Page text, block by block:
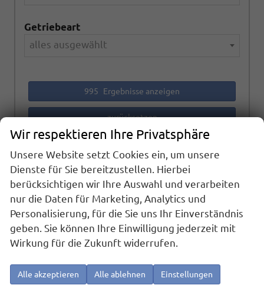
Getriebeart
alles ausgewählt
995 Ergebnisse anzeigen
zurücksetzen
Anmelden
ÖFFNUNGSZEITEN
09:00 - 18:00
Wir respektieren Ihre Privatsphäre
Unsere Website setzt Cookies ein, um unsere
Dienste für Sie bereitzustellen. Hierbei
berücksichtigen wir Ihre Auswahl und verarbeiten
nur die Daten für Marketing, Analytics und
Personalisierung, für die Sie uns Ihr Einverständnis
geben. Sie können Ihre Einwilligung jederzeit mit
Wirkung für die Zukunft widerrufen.
Alle akzeptieren Alle ablehnen Einstellungen